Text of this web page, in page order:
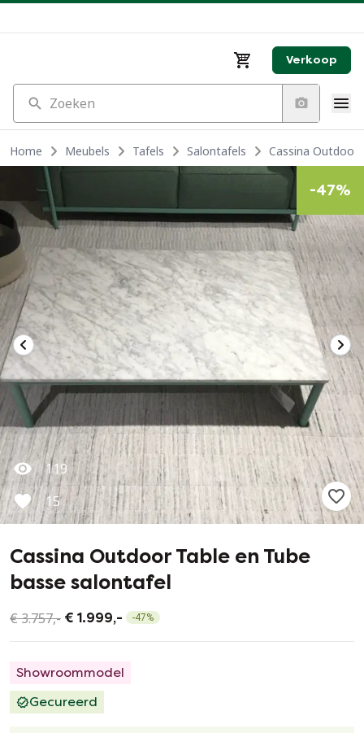
Verkoop
Zoeken
Home Meubels Tafels Salontafels Cassina Outdoor
119
15
-47%
Cassina Outdoor Table en Tube
basse salontafel
€ 3.757,- € 1.999,- -47%
Showroommodel
Gecureerd